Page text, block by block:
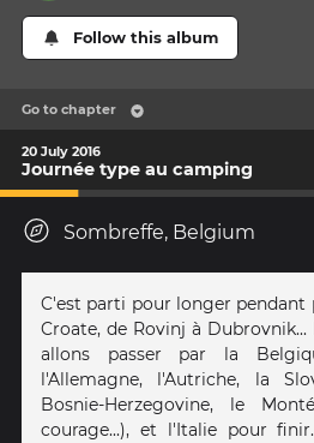
Follow this album
Go to chapter
20 July 2016
Journée type au camping
Sombreffe, Belgium
C'est parti pour longer pendant
Croate, de Rovinj à
allons passer par la
l'Allemagne, l'Autriche, la
Bosnie-Herzegovine, le
courage...), et l'Italie pour